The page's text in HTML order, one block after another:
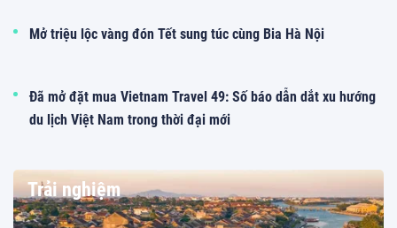
Mở triệu lộc vàng đón Tết sung túc cùng Bia Hà Nội
Đã mở đặt mua Vietnam Travel 49: Số báo dẫn dắt xu hướng
du lịch Việt Nam trong thời đại mới
Trải nghiệm